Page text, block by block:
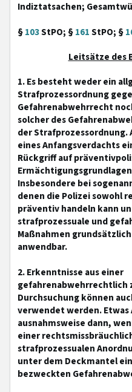
Indiztatsachen;
§103StPO; §161StPO; §
Leitsätze des
1. Es besteht weder ein
Strafprozessordnung
Gefahrenabwehrrecht
solcher des
der Strafprozessordnung.
eines Anfangsverdachts
Rückgriff auf
Insbesondere bei
denen die Polizei sowohl
präventiv handeln kann
strafprozessuale und
Maßnahmen
anwendbar.
2. Erkenntnisse aus einer
gefahrenabwehrrechtlich
Durchsuchung können
verwendet werden. Etwas
ausnahmsweise dann,
einer
strafprozessualen
unter dem Deckmantel
bezweckten